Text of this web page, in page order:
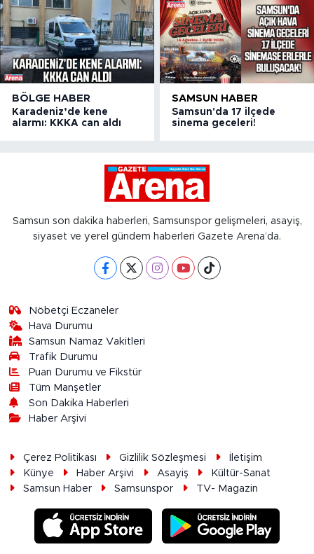
BÖLGE HABER
Karadeniz’de kene
alarmı: KKKA can aldı
SAMSUN HABER
Samsun'da 17 ilçede
sinema geceleri!
Samsun son dakika haberleri, Samsunspor gelişmeleri, asayiş,
siyaset ve yerel gündem haberleri Gazete Arena’da.
Nöbetçi Eczaneler
Hava Durumu
Samsun Namaz Vakitleri
Trafik Durumu
Puan Durumu ve Fikstür
Tüm Manşetler
Son Dakika Haberleri
Haber Arşivi
Çerez Politikası Gizlilik Sözleşmesi
İletişim
Künye
Haber Arşivi Asayiş
Kültür-Sanat
Samsun Haber
Samsunspor TV- Magazin